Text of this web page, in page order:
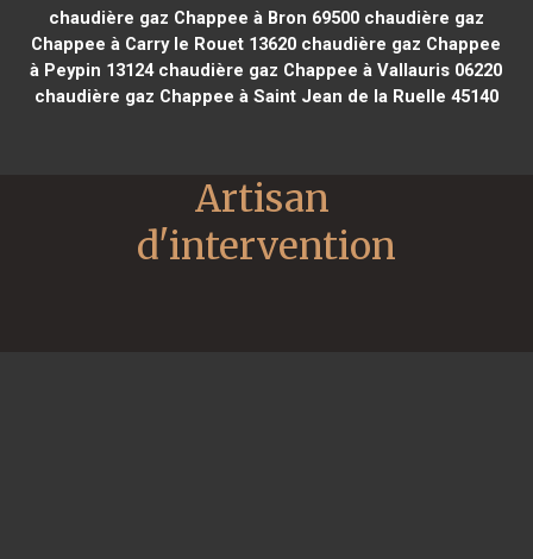
chaudière gaz Chappee à Bron 69500chaudière gaz
Chappee à Carry le Rouet 13620 chaudière gaz Chappee
à Peypin 13124chaudière gaz Chappee à Vallauris 06220
chaudière gaz Chappee à Saint Jean de la Ruelle 45140
Artisan
d'intervention